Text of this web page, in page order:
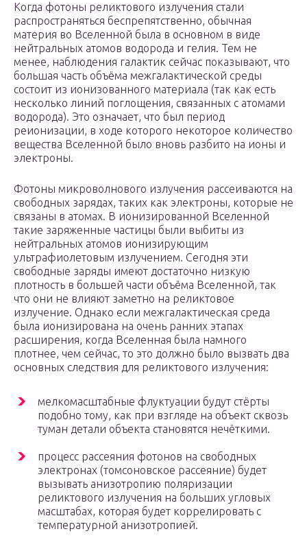
Когда фотоны реликтового излучения стали
распространяться беспрепятственно, обычная
материя во Вселенной была в основном в виде
нейтральных атомов водорода и гелия. Тем не
менее, наблюдения галактик сейчас показывают, что
большая часть объёма межгалактической среды
состоит из ионизованного материала (так как есть
несколько линий поглощения, связанных с атомами
водорода). Это означает, что был период
реионизации, в ходе которого некоторое количество
вещества Вселенной было вновь разбито на ионы и
электроны.
Фотоны микроволнового излучения рассеиваются на
свободных зарядах, таких как электроны, которые не
связаны в атомах. В ионизированной Вселенной
такие заряженные частицы были выбиты из
нейтральных атомов ионизирующим
ультрафиолетовым излучением. Сегодня эти
свободные заряды имеют достаточно низкую
плотность в большей части объёма Вселенной, так
что они не влияют заметно на реликтовое
излучение. Однако если межгалактическая среда
была ионизирована на очень ранних этапах
расширения, когда Вселенная была намного
плотнее, чем сейчас, то это должно было вызвать два
основных следствия для реликтового излучения:
мелкомасштабные флуктуации будут стёрты
подобно тому, как при взгляде на объект сквозь
туман детали объекта становятся нечёткими.
процесс рассеяния фотонов на свободных
электронах (томсоновское рассеяние) будет
вызывать анизотропию поляризации
реликтового излучения на больших угловых
масштабах, которая будет коррелировать с
температурной анизотропией.